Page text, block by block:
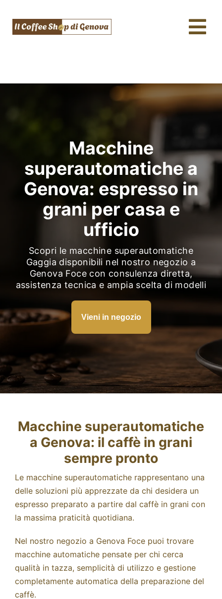
contenuto
Assistenza tecnica
Fidelity
Chi siamo
Contatti
Macchine
superautomatiche a
Genova: espresso in
grani per casa e
ufficio
Scopri le macchine superautomatiche
Gaggia disponibili nel nostro negozio a
Genova Foce con consulenza diretta,
assistenza tecnica e ampia scelta di modelli
Vieni in negozio
Macchine superautomatiche
a Genova: il caffè in grani
sempre pronto
Le macchine superautomatiche rappresentano una
delle soluzioni più apprezzate da chi desidera un
espresso preparato a partire dal caffè in grani con
la massima praticità quotidiana.
Nel nostro negozio a Genova Foce puoi trovare
macchine automatiche pensate per chi cerca
qualità in tazza, semplicità di utilizzo e gestione
completamente automatica della preparazione del
caffè.